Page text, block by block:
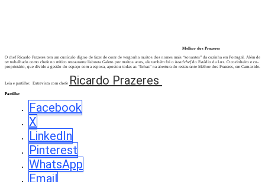
Melhor dos Prazeres
O chef Ricardo Prazeres tem um currículo digno de fazer de corar de vergonha muitos dos nomes mais “sonantes” da cozinha em Portugal. Além de
ter trabalhado como chefe no mítico restaurante lisboeta Galeto por muitos anos, ele também foi o headchefdo Estádio da Luz. O cozinheiro e co-
proprietário, que divide a gestão do espaço com a esposa, apostou todas as “fichas” na abertura do restaurante Melhor dos Prazeres, em Carnaxide.
Leia e partilhe: Entrevista com chefe Ricardo Prazeres
Partilhe:
Facebook
X
LinkedIn
Pinterest
WhatsApp
Email